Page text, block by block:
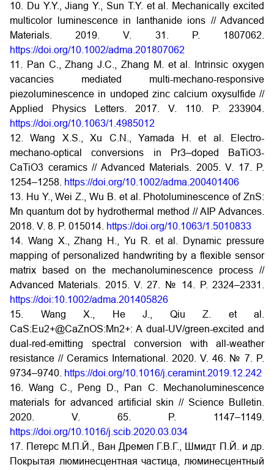
10. Du Y.Y., Jiang Y., Sun T.Y. et al. Mechanically excited
multicolor luminescence in lanthanide ions // Advanced
Materials. 2019. V. 31. P. 1807062.
https://doi.org/10.1002/adma.201807062
11. Pan C., Zhang J.C., Zhang M. et al. Intrinsic oxygen
vacancies mediated multi-mechano-responsive
piezoluminescence in undoped zinc calcium oxysulfide //
Applied Physics Letters. 2017. V. 110. P. 233904.
https://doi.org/10.1063/1.4985012
12. Wang X.S., Xu C.N., Yamada H. et al. Electro-
mechano-optical conversions in Pr3–doped BaTiO3-
CaTiO3 ceramics // Advanced Materials. 2005. V. 17. P.
1254–1258. https://doi.org/10.1002/adma.200401406
13. Hu Y., Wei Z., Wu B. et al. Photoluminescence of ZnS:
Mn quantum dot by hydrothermal method // AIP Advances.
2018. V. 8. P. 015014. https://doi.org/10.1063/1.5010833
14. Wang X., Zhang H., Yu R. et al. Dynamic pressure
mapping of personalized handwriting by a flexible sensor
matrix based on the mechanoluminescence process //
Advanced Materials. 2015. V. 27. № 14. P. 2324–2331.
https://doi:10.1002/adma.201405826
15. Wang X., He J., Qiu Z. et al.
CaS:Eu2+@CaZnOS:Mn2+: A dual-UV/green-excited and
dual-red-emitting spectral conversion with all-weather
resistance // Ceramics International. 2020. V. 46. № 7. P.
9734–9740. https://doi.org/10.1016/j.ceramint.2019.12.242
16. Wang C., Peng D., Pan C. Mechanoluminescence
materials for advanced artificial skin // Science Bulletin.
2020. V. 65. P. 1147–1149.
https://doi.org/10.1016/j.scib.2020.03.034
17. Петерс М.П.Й., Ван Дремел Г.В.Г., Шмидт П.Й. и др.
Покрытая люминесцентная частица, люминесцентный